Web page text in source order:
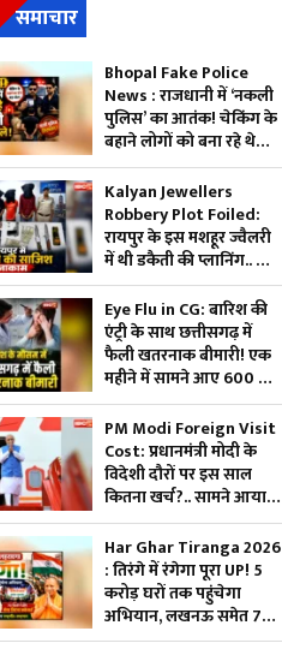
समाचार
Bhopal Fake Police
News : राजधानी में ‘नकली
पुलिस’ का आतंक! चेकिंग के
बहाने लोगों को बना रहे थे
शिकार, खुल गया बड़ा खेल
Kalyan Jewellers
Robbery Plot Foiled:
रायपुर के इस मशहूर ज्वैलरी
में थी डकैती की प्लानिंग.. जुटा
लिए थे पिस्टल, कारतूस और
हथियार लेकिन पुलिस को
अचानक आया एक कॉल
और..
Eye Flu in CG: बारिश की
एंट्री के साथ छत्तीसगढ़ में
फैली खतरनाक बीमारी! एक
महीने में सामने आए 600 से
ज्यादा मामले, डॉक्टरों ने
लोगों को दी ये नसीहत
PM Modi Foreign Visit
Cost: प्रधानमंत्री मोदी के
विदेशी दौरों पर इस साल
कितना खर्च?.. सामने आया
पूरा आंकड़ा, नॉर्वे यात्रा पर
सबसे ज्यादा खर्च, देखें आप
भी
Har Ghar Tiranga 2026
: तिरंगे में रंगेगा पूरा UP! 5
करोड़ घरों तक पहुंचेगा
अभियान, लखनऊ समेत 75
जिलों में मेगा कॉन्सर्ट